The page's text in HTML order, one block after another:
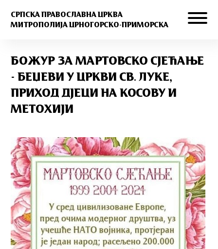
СРПСКА ПРАВОСЛАВНА ЦРКВА
МИТРОПОЛИЈА ЦРНОГОРСКО-ПРИМОРСКА
БОЖУР ЗА МАРТОВСКО СЈЕЋАЊЕ
- БЕЏЕВИ У ЦРКВИ СВ. ЛУКЕ,
ПРИХОД ДЈЕЦИ НА КОСОВУ И
МЕТОХИЈИ